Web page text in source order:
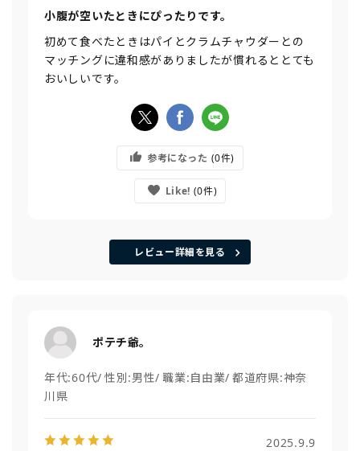
小腹が空いたときにぴったりです。
初めて食べたときはパイとクラムチャウダーとの
マッチングに違和感がありましたが慣れるととても
おいしいです。
参考になった 0
Like! 0
レビュー詳細を見る
ポテチ爺。
年代:60代 性別:男性 職業:自由業 都道府県:神奈
川県
2025.9.9